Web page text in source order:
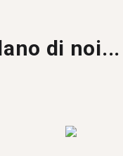
di noi...